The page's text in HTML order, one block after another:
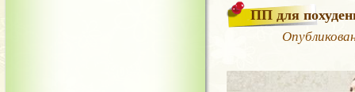
ПП для